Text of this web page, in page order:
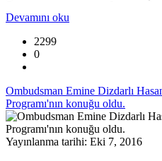
Devamını oku
2299
0
Ombudsman Emine Dizdarlı
Programı'nın konuğu oldu.
Yayınlanma tarihi: Eki 7, 2016